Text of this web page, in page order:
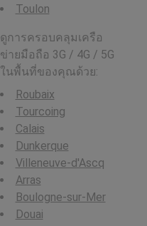
Toulon
ดูการครอบคลุมเครือ
ข่ายมือถือ 3G / 4G / 5G
ในพื้นที่ของคุณด้วย:
Roubaix
Tourcoing
Calais
Dunkerque
Villeneuve-d'Ascq
Arras
Boulogne-sur-Mer
Douai